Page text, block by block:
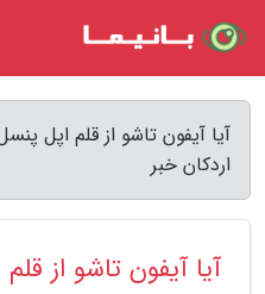
آیا آیفون تاشو از قلم اپل
اردکان خبر
آیا آیفون تاشو از